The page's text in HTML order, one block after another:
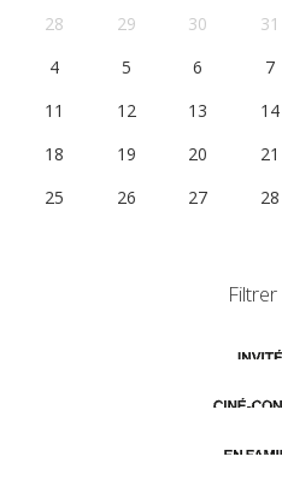
28
29 30 31
4
5 6 7
11
12 13 14
18
19 20 21
25
26 27 28